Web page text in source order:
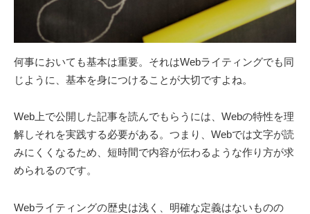
何事においても基本は重要。それはWebライティングでも同
じように、基本を身につけることが大切ですよね。
Web上で公開した記事を読んでもらうには、Webの特性を理
解しそれを実践する必要がある。つまり、Webでは文字が読
みにくくなるため、短時間で内容が伝わるような作り方が求
められるのです。
Webライティングの歴史は浅く、明確な定義はないものの